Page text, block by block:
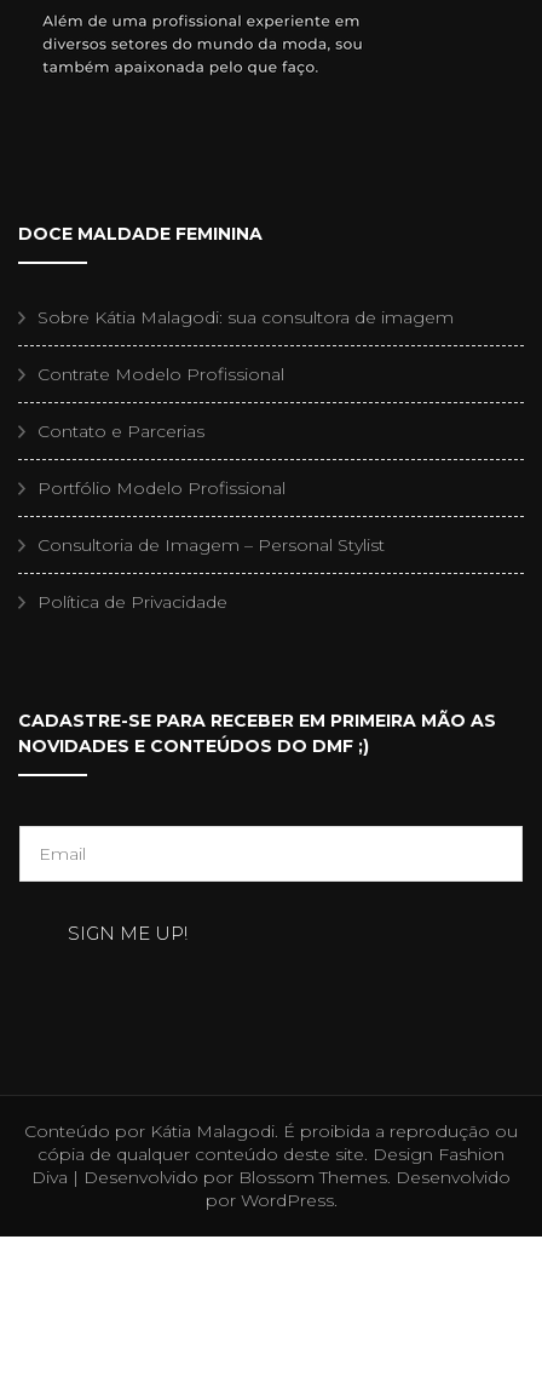
DOCE MALDADE FEMININA
Sobre Kátia Malagodi: sua consultora de imagem
Contrate Modelo Profissional
Contato e Parcerias
Portfólio Modelo Profissional
Consultoria de Imagem – Personal Stylist
Política de Privacidade
CADASTRE-SE PARA RECEBER EM PRIMEIRA MÃO AS
NOVIDADES E CONTEÚDOS DO DMF ;)
SIGN ME UP!
Conteúdo por Kátia Malagodi. É proibida a reprodução ou
cópia de qualquer conteúdo deste site. Design Fashion
Diva | Desenvolvido por Blossom Themes. Desenvolvido
por WordPress.